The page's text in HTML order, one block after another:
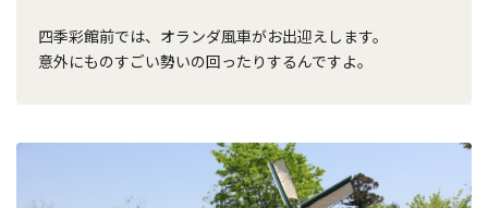
四季彩館前では、オランダ風車がお出迎えします。
意外にものすごい勢いの回ったりするんですよ。